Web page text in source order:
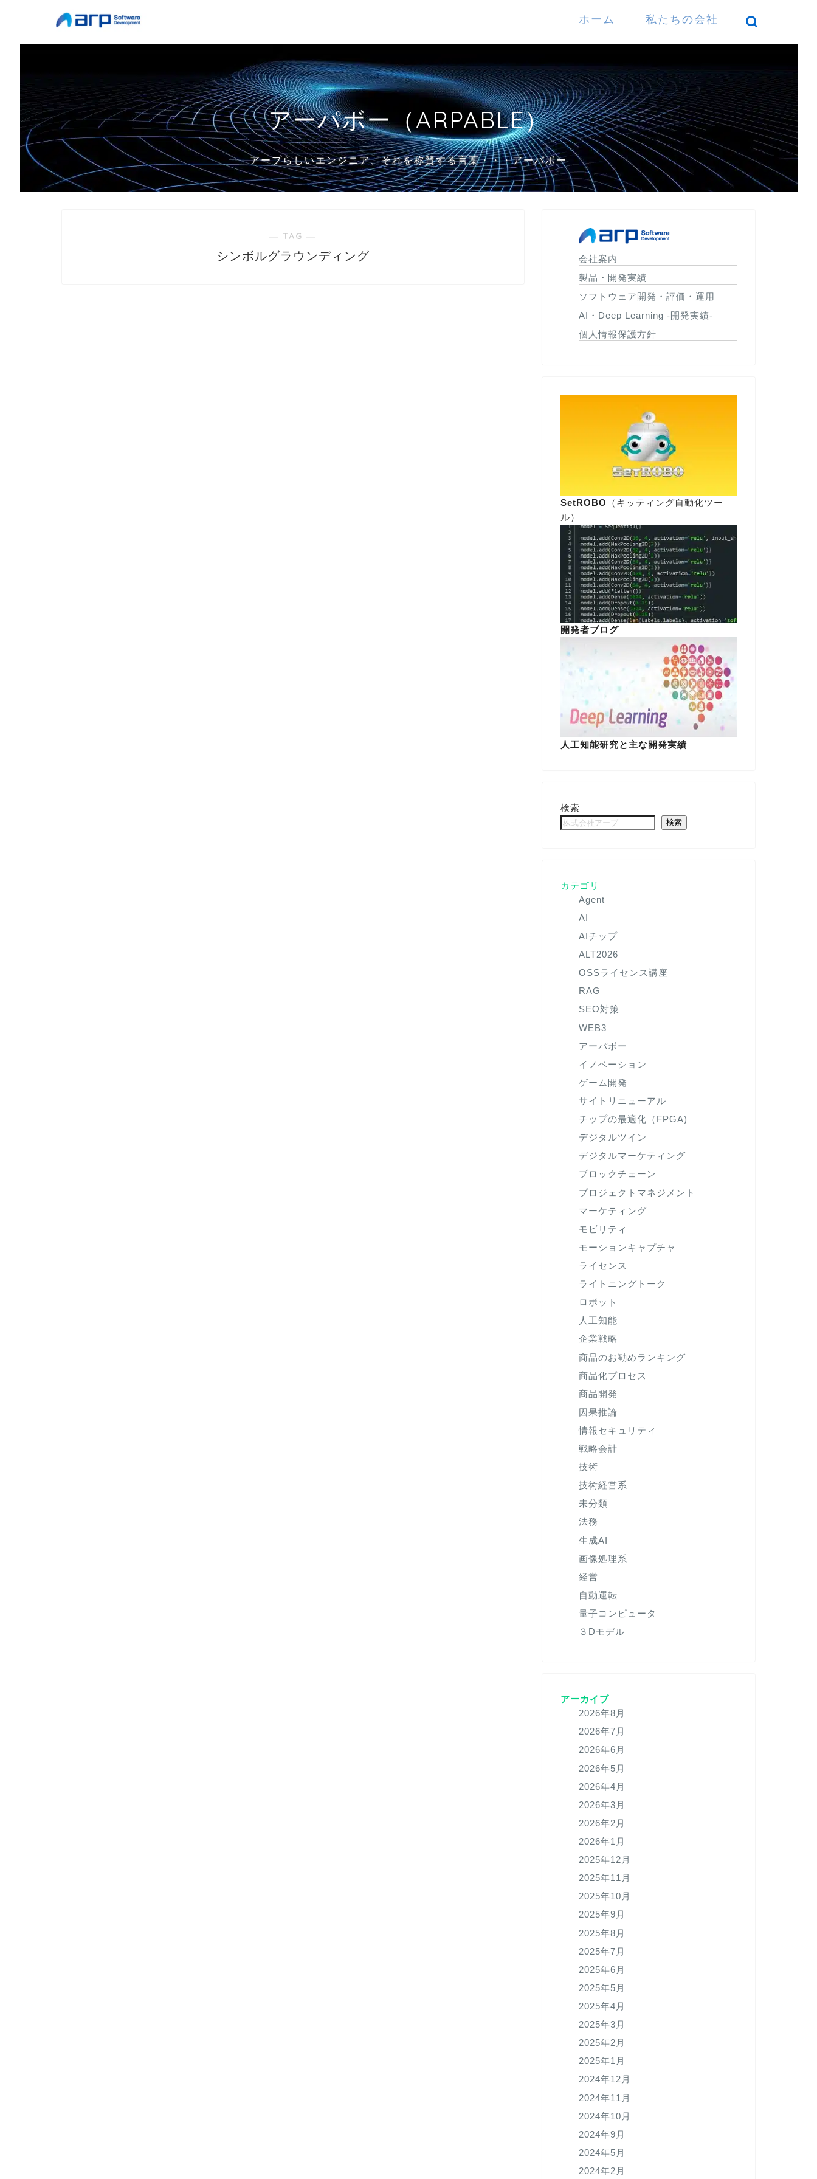
ホーム 私たちの会社
アーパボー（ARPABLE）
アープらしいエンジニア、それを称賛する言葉・・・アーパボー
― TAG ―
シンボルグラウンディング
会社案内
製品・開発実績
ソフトウェア開発・評価・運用
AI・Deep Learning -開発実績-
個人情報保護方針
SetROBO
（キッティング自動化ツー
ル）
開発者ブログ
人工知能研究と主な開発実績
検索
検索
カテゴリ
Agent
AI
AIチップ
ALT2026
OSSライセンス講座
RAG
SEO対策
WEB3
アーパボー
イノベーション
ゲーム開発
サイトリニューアル
チップの最適化（FPGA)
デジタルツイン
デジタルマーケティング
ブロックチェーン
プロジェクトマネジメント
マーケティング
モビリティ
モーションキャプチャ
ライセンス
ライトニングトーク
ロボット
人工知能
企業戦略
商品のお勧めランキング
商品化プロセス
商品開発
因果推論
情報セキュリティ
戦略会計
技術
技術経営系
未分類
法務
生成AI
画像処理系
経営
自動運転
量子コンピュータ
３Dモデル
アーカイブ
2026年8月
2026年7月
2026年6月
2026年5月
2026年4月
2026年3月
2026年2月
2026年1月
2025年12月
2025年11月
2025年10月
2025年9月
2025年8月
2025年7月
2025年6月
2025年5月
2025年4月
2025年3月
2025年2月
2025年1月
2024年12月
2024年11月
2024年10月
2024年9月
2024年5月
2024年2月